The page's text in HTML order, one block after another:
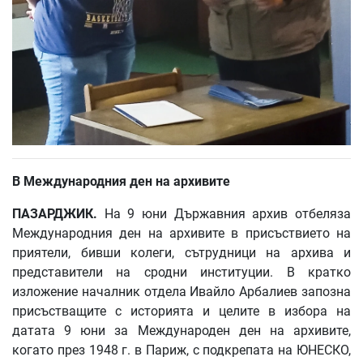
В Международния ден на архивите
ПАЗАРДЖИК. На 9 юни Държавния архив отбеляза
Международния ден на архивите в присъствието на
приятели, бивши колеги, сътрудници на архива и
представители на сродни институции. В кратко
изложение началник отдела Ивайло Арбалиев запозна
присъстващите с историята и целите в избора на
датата 9 юни за Международен ден на архивите,
когато през 1948 г. в Париж, с подкрепата на ЮНЕСКО,